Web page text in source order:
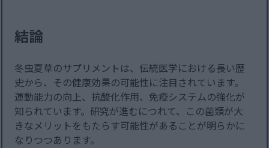
結論
冬虫夏草のサプリメントは、伝統医学における長い歴
史から、その健康効果の可能性に注目されています。
運動能力の向上、抗酸化作用、免疫システムの強化が
知られています。研究が進むにつれて、この菌類が大
きなメリットをもたらす可能性があることが明らかに
なりつつあります。